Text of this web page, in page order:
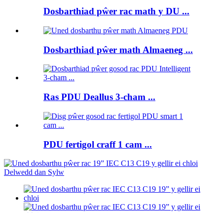
Dosbarthiad pŵer rac math y DU ...
Dosbarthiad pŵer math Almaeneg ...
Ras PDU Deallus 3-cham ...
PDU fertigol craff 1 cam ...